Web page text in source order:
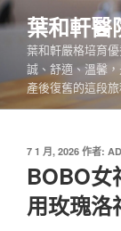
跳
至
內
葉和軒醫
葉和軒嚴格培育
誠、舒適、溫馨
產後復舊的這段
發
佈
於
7 1 月, 2026 作者:
BOBO女
用玫瑰洛